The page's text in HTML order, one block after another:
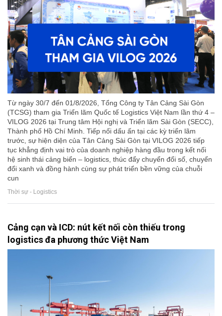
Từ ngày 30/7 đến 01/8/2026, Tổng Công ty Tân Cảng Sài Gòn
(TCSG) tham gia Triển lãm Quốc tế Logistics Việt Nam lần thứ 4 –
VILOG 2026 tại Trung tâm Hội nghị và Triển lãm Sài Gòn (SECC),
Thành phố Hồ Chí Minh. Tiếp nối dấu ấn tại các kỳ triển lãm
trước, sự hiện diện của Tân Cảng Sài Gòn tại VILOG 2026 tiếp
tục khẳng định vai trò của doanh nghiệp hàng đầu trong kết nối
hệ sinh thái cảng biển – logistics, thúc đẩy chuyển đổi số, chuyển
đổi xanh và đồng hành cùng sự phát triển bền vững của chuỗi
cun
Thời sự - Logistics
Cảng cạn và ICD: nút kết nối còn thiếu trong
logistics đa phương thức Việt Nam